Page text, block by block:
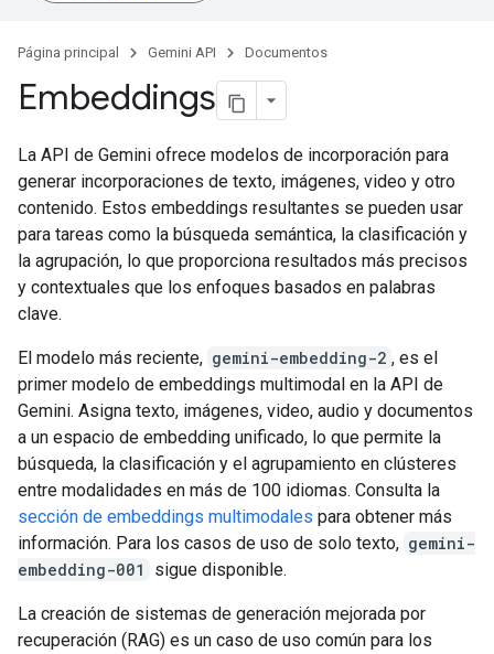
Página principal Gemini API Documentos
Embeddings
La API de Gemini ofrece modelos de incorporación para
generar incorporaciones de texto, imágenes, video y otro
contenido. Estos embeddings resultantes se pueden usar
para tareas como la búsqueda semántica, la clasificación y
la agrupación, lo que proporciona resultados más precisos
y contextuales que los enfoques basados en palabras
clave.
El modelo más reciente, gemini-embedding-2 , es el
primer modelo de embeddings multimodal en la API de
Gemini. Asigna texto, imágenes, video, audio y documentos
a un espacio de embedding unificado, lo que permite la
búsqueda, la clasificación y el agrupamiento en clústeres
entre modalidades en más de 100 idiomas. Consulta la
sección de embeddings multimodales para obtener más
información. Para los casos de uso de solo texto, gemini-
embedding-001
sigue disponible.
La creación de sistemas de generación mejorada por
recuperación (RAG) es un caso de uso común para los